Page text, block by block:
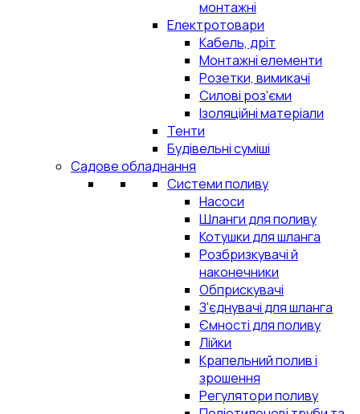
монтажні
Електротовари
Кабель, дріт
Монтажні елементи
Розетки, вимикачі
Силові роз'єми
Ізоляційні матеріали
Тенти
Будівельні суміші
Садове обладнання
Системи поливу
Насоси
Шланги для поливу
Котушки для шланга
Розбризкувачі й
наконечники
Обприскувачі
З'єднувачі для шланга
Ємності для поливу
Лійки
Крапельний полив і
зрошення
Регулятори поливу